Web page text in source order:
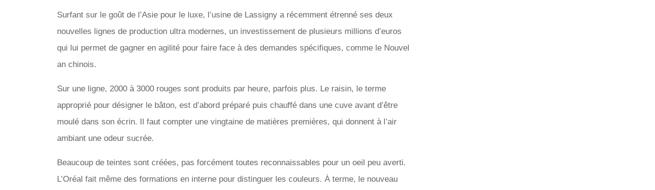
Surfant sur le goût de l’Asie pour le luxe, l’usine de Lassigny a récemment étrenné ses deux
nouvelles lignes de production ultra modernes, un investissement de plusieurs millions d’euros
qui lui permet de gagner en agilité pour faire face à des demandes spécifiques, comme le Nouvel
an chinois.
Sur une ligne, 2000 à 3000 rouges sont produits par heure, parfois plus. Le raisin, le terme
approprié pour désigner le bâton, est d’abord préparé puis chauffé dans une cuve avant d’être
moulé dans son écrin. Il faut compter une vingtaine de matières premières, qui donnent à l’air
ambiant une odeur sucrée.
Beaucoup de teintes sont créées, pas forcément toutes reconnaissables pour un oeil peu averti.
L’Oréal fait même des formations en interne pour distinguer les couleurs. À terme, le nouveau